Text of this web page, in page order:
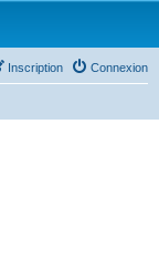
Connexion
Inscription